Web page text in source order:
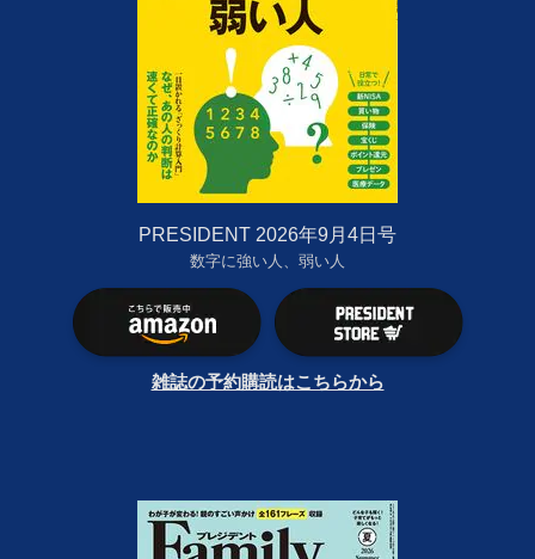
PRESIDENT 2026年9月4日号
数字に強い人、弱い人
雑誌の予約購読はこちらから